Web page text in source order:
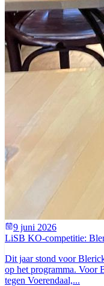
9 juni 2026
LiSB KO-competitie:
Dit jaar stond voor
op het programma. Voor
tegen Voerendaal,...